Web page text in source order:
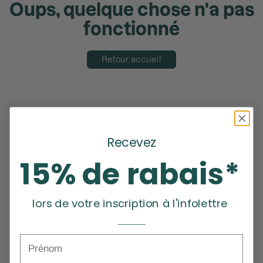
Oups, quelque chose n'a pas
fonctionné
Retour accueil
Recevez
15% de rabais*
lors de votre inscription à l'infolettre